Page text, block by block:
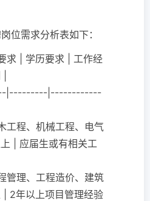
位需求分析表如下：
求 | 学历要求 | 工作经
|---------|------------
工程、机械工程、电气
| 应届生或有相关工
管理、工程造价、建筑
2年以上项目管理经验